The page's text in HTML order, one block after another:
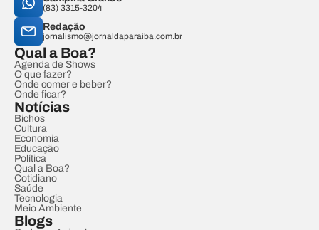
(83) 3315-3204
Redação
jornalismo@jornaldaparaiba.com.br
Qual a Boa?
Agenda de Shows
O que fazer?
Onde comer e beber?
Onde ficar?
Notícias
Bichos
Cultura
Economia
Educação
Política
Qual a Boa?
Cotidiano
Saúde
Tecnologia
Meio Ambiente
Blogs